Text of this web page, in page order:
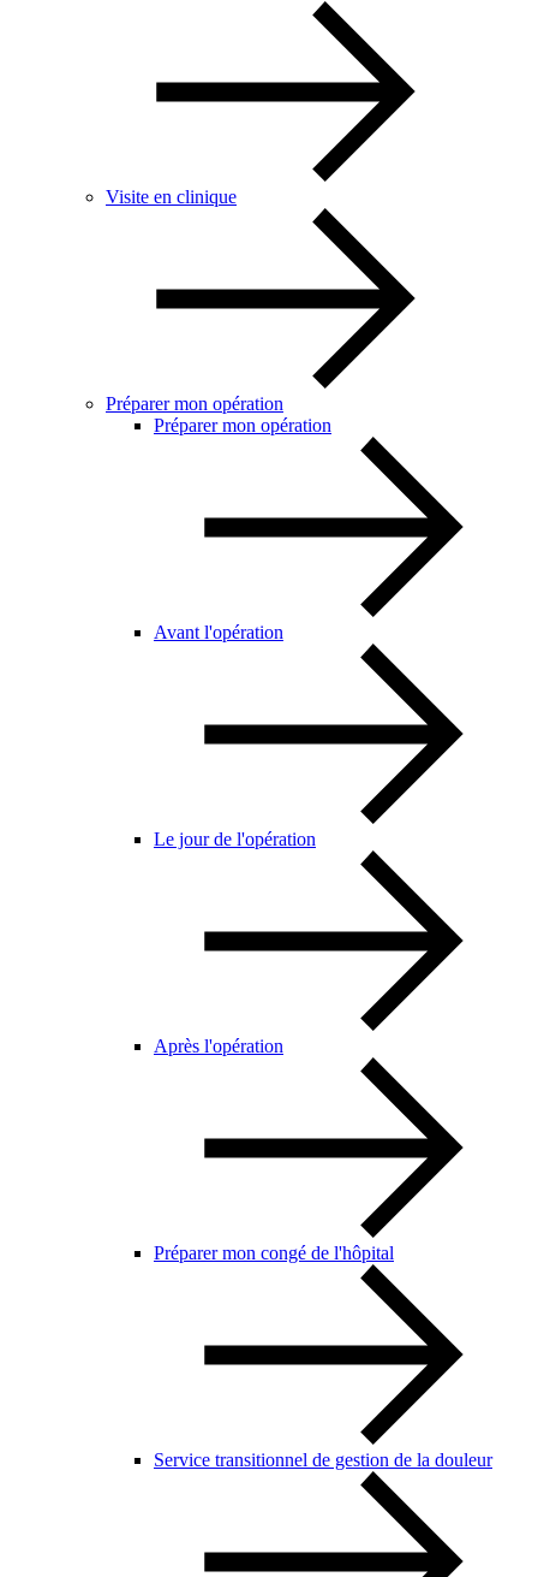
Visite en clinique
Préparer mon opération
Préparer mon opération
Avant l'opération
Le jour de l'opération
Après l'opération
Préparer mon congé de l'hôpital
Service transitionnel de gestion de la douleur